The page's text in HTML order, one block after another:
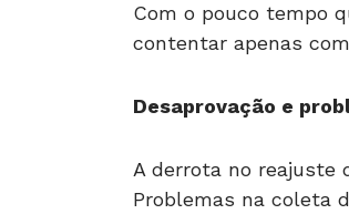
Com o pouco tempo
contentar apenas
Desaprovação e
A derrota no reajuste
Problemas na coleta